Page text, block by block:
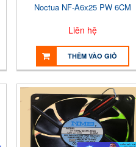
Noctua NF-A6x25 PW 6CM
Liên hệ
THÊM VÀO GIỎ